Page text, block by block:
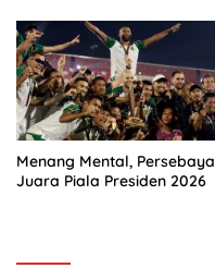
Menang Mental, Persebaya
Juara Piala Presiden 2026